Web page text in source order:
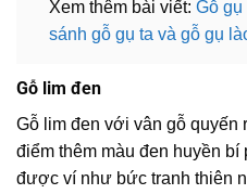
Xem thêm bài viết: Gỗ
sánh gỗ gụ ta và gỗ gụ
Gỗ lim đen
Gỗ lim đen với vân gỗ
điểm thêm màu đen huyền
được ví như bức tranh thiên